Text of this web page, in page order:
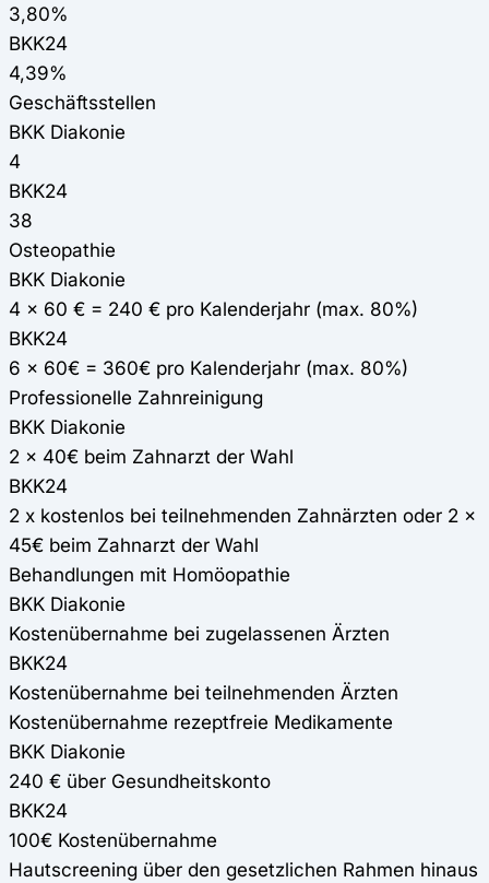
3,80%
BKK24
4,39%
Geschäftsstellen
BKK Diakonie
4
BKK24
38
Osteopathie
BKK Diakonie
4 x 60 € = 240 € pro Kalenderjahr (max. 80%)
BKK24
6 x 60€ = 360€ pro Kalenderjahr (max. 80%)
Professionelle Zahnreinigung
BKK Diakonie
2 x 40€ beim Zahnarzt der Wahl
BKK24
2 x kostenlos bei teilnehmenden Zahnärzten oder 2 x
45€ beim Zahnarzt der Wahl
Behandlungen mit Homöopathie
BKK Diakonie
Kostenübernahme bei zugelassenen Ärzten
BKK24
Kostenübernahme bei teilnehmenden Ärzten
Kostenübernahme rezeptfreie Medikamente
BKK Diakonie
240 € über Gesundheitskonto
BKK24
100€ Kostenübernahme
Hautscreening über den gesetzlichen Rahmen hinaus